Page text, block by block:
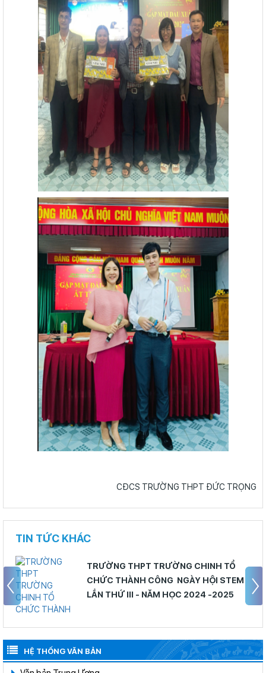
CĐCS TRƯỜNG THPT ĐỨC TRỌNG
TIN TỨC KHÁC
TRƯỜNG THPT TRƯỜNG CHINH TỔ
CHỨC THÀNH CÔNG NGÀY HỘI STEM
LẦN THỨ III - NĂM HỌC 2024 -2025
HỆ THỐNG VĂN BẢN